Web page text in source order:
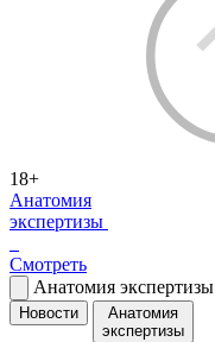
18+
Анатомия
экспертизы
Смотреть
Анатомия экспертизы
Новости
Анатомия
экспертизы